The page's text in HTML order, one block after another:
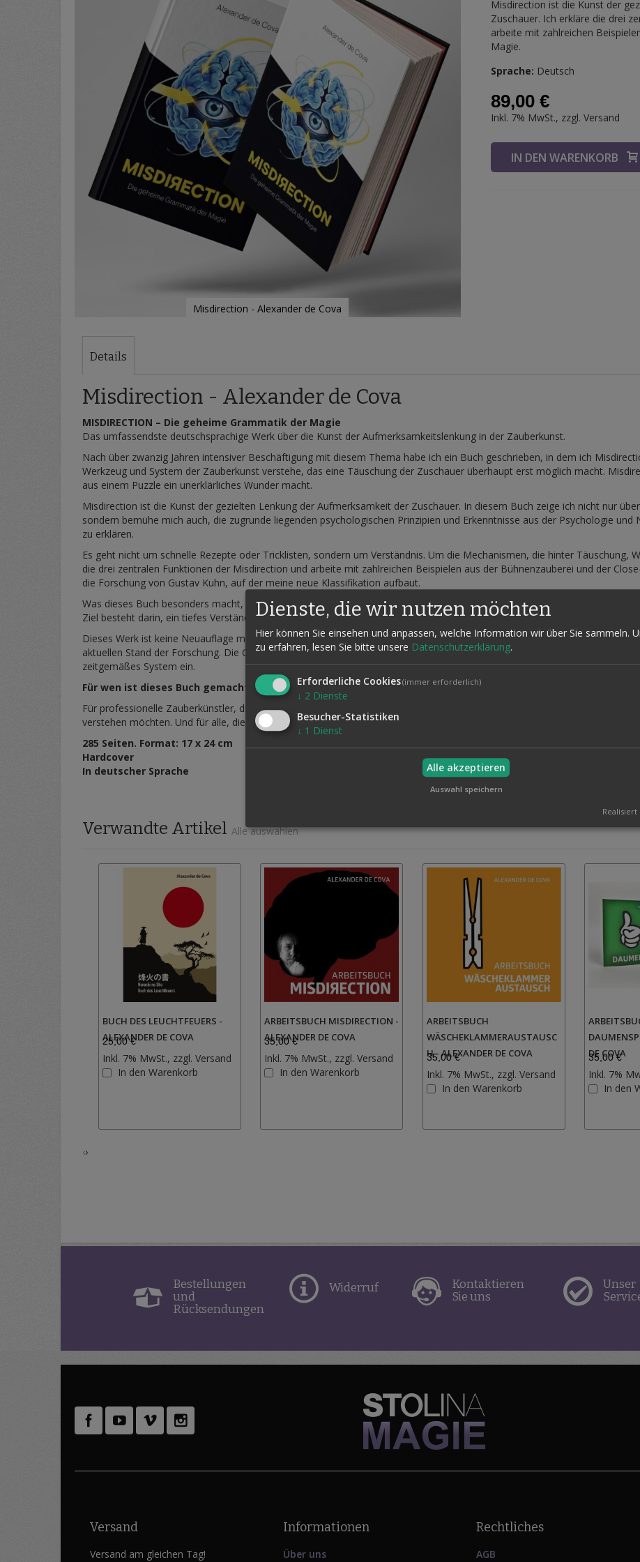
Misdirection - Alexander de Cova
Misdirection ist die Kunst der
Zuschauer. Ich erkläre die drei
arbeite mit zahlreichen
Magie.
Sprache: Deutsch
89,00 €
Inkl. 7% MwSt., zzgl.Versand
IN DEN WARENKORB
Details
Misdirection - Alexander de Cova
MISDIRECTION – Die geheime Grammatik der Magie
Das umfassendste deutschsprachige Werk über die Kunst der Aufmerksamkeitslenkung in der Zauberkunst.
Nach über zwanzig Jahren intensiver Beschäftigung mit diesem Thema habe ich ein Buch geschrieben, in dem ich
Werkzeug und System der Zauberkunst verstehe, das eine Täuschung der Zuschauer überhaupt erst möglich macht.
aus einem Puzzle ein unerklärliches Wunder macht.
Misdirection ist die Kunst der gezielten Lenkung der Aufmerksamkeit der Zuschauer. In diesem Buch zeige ich nicht nur
sondern bemühe mich auch, die zugrunde liegenden psychologischen Prinzipien und Erkenntnisse aus der Psychologie
zu erklären.
Es geht nicht um schnelle Rezepte oder Tricklisten, sondern um Verständnis. Um die Mechanismen, die hinter Täuschung,
die drei zentralen Funktionen der Misdirection und arbeite mit zahlreichen Beispielen aus der Bühnenzauberei und der
die Forschung von Gustav Kuhn, auf der meine neue Klassifikation aufbaut.
Was dieses Buch besonders macht, ist seine wissenschaftliche Fundierung, die sich mit praktischer Erfahrung aus meiner
Ziel besteht darin, ein tiefes Verständnis dafür zu entwickeln, warum bestimmte Techniken funktionieren – und wann sie es
Dieses Werk ist keine Neuauflage meines „Arbeitsbuch Misdirection” von 2016, sondern eine vollständige Neukonzeption
aktuellen Stand der Forschung. Die Gedanken großer Meister wie Ascanio, Tamariz, Slydini, Vernon, Tommy Wonder und
zeitgemäßes System ein.
Für wen ist dieses Buch gemacht?
Für professionelle Zauberkünstler, die ihre Routinen auf ein neues Level heben wollen. Für ambitionierte Hobbyzauberer,
verstehen möchten. Und für alle, die sich für die psychologischen und kognitiven Grundlagen der Magie interessieren.
285 Seiten. Format: 17 x 24 cm
Hardcover
In deutscher Sprache
Verwandte Artikel Alle auswählen
BUCH DES LEUCHTFEUERS -
ALEXANDER DE COVA
25,00 €
Inkl. 7% MwSt., zzgl. Versand
In den Warenkorb
ARBEITSBUCH MISDIRECTION -
ALEXANDER DE COVA
35,00 €
Inkl. 7% MwSt., zzgl.Versand
In den Warenkorb
Wunschliste
hinzufügen
ARBEITSBUCH
WÄSCHEKLAMMERAUSTAUSC
H - ALEXANDER DE COVA
35,00 €
Inkl. 7% MwSt., zzgl. Versand
In den Warenkorb
DE COVA
35,00 €
Inkl. 7%
In den
‹›
Bestellungen
und
Rücksendungen
Widerruf
Kontaktieren
Sie uns
Unser
Versand
Versand am gleichen Tag!
Informationen
Über uns
Rechtliches
AGB
Dienste, die wir nutzen möchten
Hier können Sie einsehen und anpassen, welche Information wir über Sie sammeln.
zu erfahren, lesen Sie bitte unsere Datenschutzerklärung.
Erforderliche Cookies(immer erforderlich)
↓ 2 Dienste
Besucher-Statistiken
↓ 1 Dienst
Alle akzeptieren
Auswahl speichern